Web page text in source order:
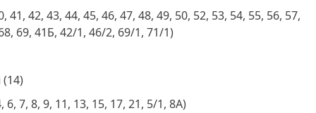
42, 43, 44, 45, 46, 47, 48, 49, 50, 52, 53, 54, 55, 56, 57,
69, 41Б, 42/1, 46/2, 69/1, 71/1)
(14)
7, 8, 9, 11, 13, 15, 17, 21, 5/1, 8А)